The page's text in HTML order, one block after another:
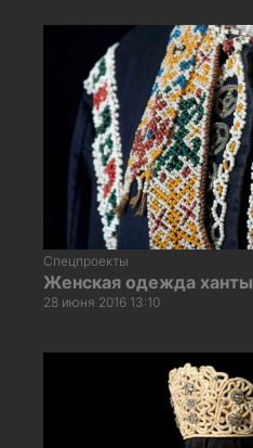
Спецпроекты
Женская одежда ханты
28 июня 2016 13:10